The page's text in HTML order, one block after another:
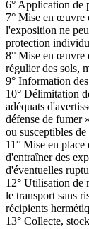
6° Application de
7° Mise en œuvre
l'exposition ne
protection
8° Mise en œuvre
régulier des sols,
9° Information
10° Délimitation
adéquats
défense de fumer
ou susceptibles de
11° Mise en
d'entraîner des
d'éventuelles
12° Utilisation de
le transport sans
récipients
13° Collecte,